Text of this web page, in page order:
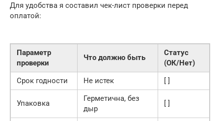
Для удобства я составил чек-лист проверки перед
оплатой:
Параметр
проверки
Что должно быть
Статус
(ОК/Нет)
Срок годности
Не истек [ ]
Упаковка
Герметична, без
дыр
[ ]